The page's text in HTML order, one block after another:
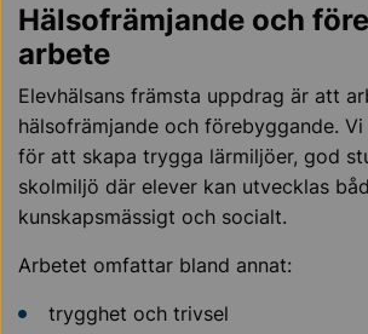
Hälsofrämjande och
arbete
Elevhälsans främsta uppdrag är att
hälsofrämjande och förebyggande.
för att skapa trygga lärmiljöer, god
skolmiljö där elever kan utvecklas
kunskapsmässigt och socialt.
Arbetet omfattar bland annat:
trygghet och trivsel